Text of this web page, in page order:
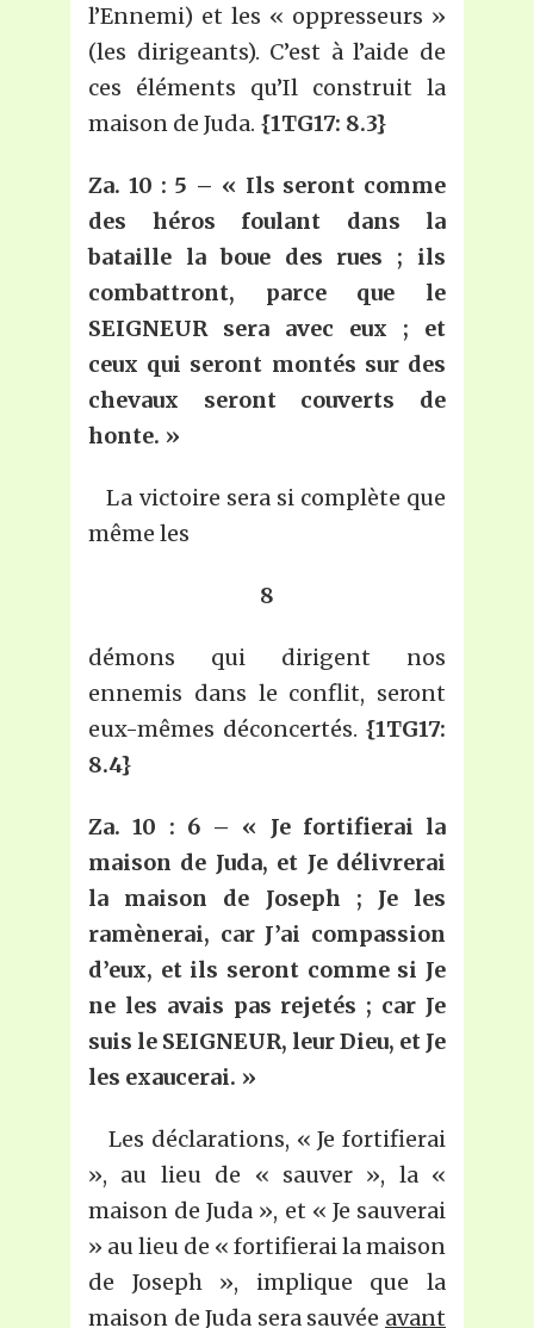
l’Ennemi) et les « oppresseurs »
(les dirigeants). C’est à l’aide de
ces éléments qu’Il construit la
maison de Juda. {1TG17: 8.3}
Za. 10 : 5 – « Ils seront comme
des héros foulant dans la
bataille la boue des rues ; ils
combattront, parce que le
SEIGNEUR sera avec eux ; et
ceux qui seront montés sur des
chevaux seront couverts de
honte. »
La victoire sera si complète que
même les
8
démons qui dirigent nos
ennemis dans le conflit, seront
eux-mêmes déconcertés. {1TG17:
8.4}
Za. 10 : 6 – « Je fortifierai la
maison de Juda, et Je délivrerai
la maison de Joseph ; Je les
ramènerai, car J’ai compassion
d’eux, et ils seront comme si Je
ne les avais pas rejetés ; car Je
suis le SEIGNEUR, leur Dieu, et Je
les exaucerai. »
Les déclarations, « Je fortifierai
», au lieu de « sauver », la «
maison de Juda », et « Je sauverai
» au lieu de « fortifierai la maison
de Joseph », implique que la
maison de Juda sera sauvée avant